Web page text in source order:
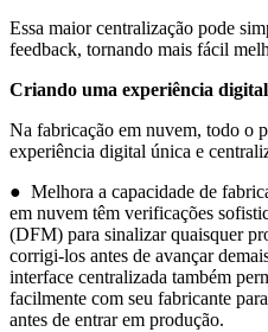
Essa maior centralização pode
feedback, tornando mais fácil
Criando uma experiência
Na fabricação em nuvem, todo o
experiência digital única e
● Melhora a capacidade de
em nuvem têm verificações
(DFM) para sinalizar quaisquer
corrigi-los antes de avançar
interface centralizada também
facilmente com seu fabricante
antes de entrar em produção.